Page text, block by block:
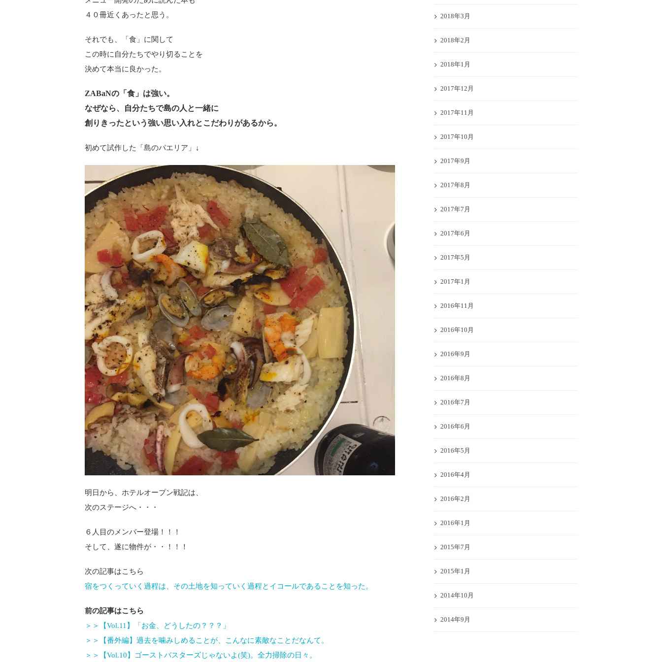
４０冊近くあったと思う。
それでも、「食」に関して
この時に自分たちでやり切ることを
決めて本当に良かった。
ZABaNの「食」は強い。
なぜなら、自分たちで島の人と一緒に
創りきったという強い思い入れとこだわりがあるから。
初めて試作した「島のパエリア」↓
明日から、ホテルオープン戦記は、
次のステージへ・・・
６人目のメンバー登場！！！
そして、遂に物件が・・！！！
次の記事はこちら
宿をつくっていく過程は、その土地を知っていく過程とイコールであることを知った。
前の記事はこちら
＞＞【Vol.11】「お金、どうしたの？？？」
＞＞【番外編】過去を噛みしめることが、こんなに素敵なことだなんて。
＞＞【Vol.10】ゴーストバスターズじゃないよ(笑)。全力掃除の日々。
2018年3月
2018年2月
2018年1月
2017年12月
2017年11月
2017年10月
2017年9月
2017年8月
2017年7月
2017年6月
2017年5月
2017年1月
2016年11月
2016年10月
2016年9月
2016年8月
2016年7月
2016年6月
2016年5月
2016年4月
2016年2月
2016年1月
2015年7月
2015年1月
2014年10月
2014年9月